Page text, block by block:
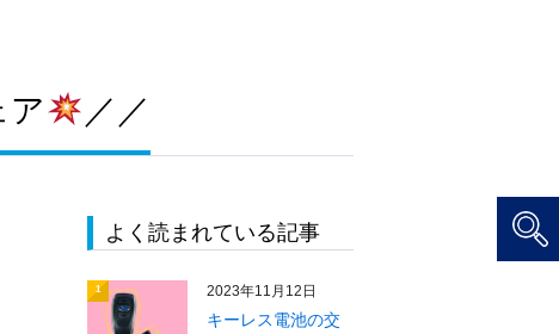
ア ／／
よく読まれている記事
1 2023年11月12日
キーレス電池の交